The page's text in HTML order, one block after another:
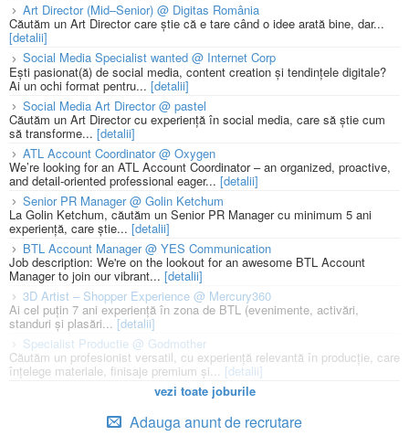
Art Director (Mid–Senior) @ Digitas România
Căutăm un Art Director care știe că e tare când o idee arată bine, dar...
[detalii]
Social Media Specialist wanted @ Internet Corp
Ești pasionat(ă) de social media, content creation și tendințele digitale?
Ai un ochi format pentru... [detalii]
Social Media Art Director @ pastel
Căutăm un Art Director cu experiență în social media, care să știe cum
să transforme... [detalii]
ATL Account Coordinator @ Oxygen
We’re looking for an ATL Account Coordinator – an organized, proactive,
and detail-oriented professional eager... [detalii]
Senior PR Manager @ Golin Ketchum
La Golin Ketchum, căutăm un Senior PR Manager cu minimum 5 ani
experiență, care știe... [detalii]
BTL Account Manager @ YES Communication
Job description: We're on the lookout for an awesome BTL Account
Manager to join our vibrant... [detalii]
3D Artist – Shopper Experience @ Mercury360
Ai cel puțin 7 ani experiență în zona de BTL (evenimente, activări,
standuri și plasări...[detalii]
Specialist Productie @ Godmother
Căutăm un profesionist versatil, cu experiență relevantă în producție, care
înțelege materiale, finisaje premium și... [detalii]
vezi toate joburile
Adauga anunt de recrutare